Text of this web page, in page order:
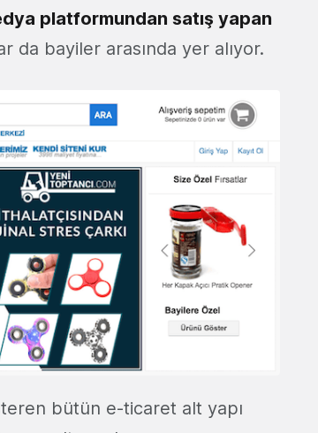
platformundan satış yapan
da bayiler arasında yer alıyor.
bütün e-ticaret alt yapı